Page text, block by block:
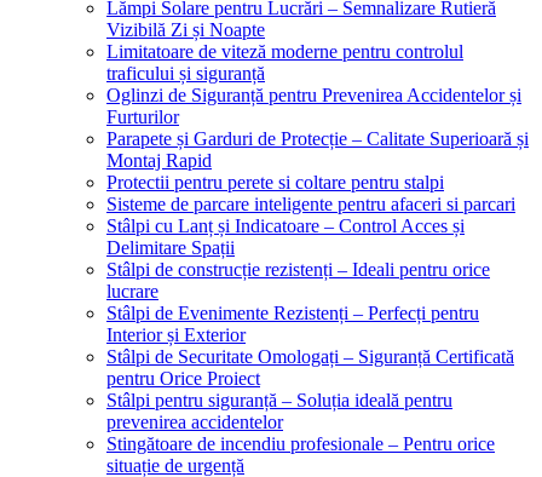
Lămpi Solare pentru Lucrări – Semnalizare Rutieră
Vizibilă Zi și Noapte
Limitatoare de viteză moderne pentru controlul
traficului și siguranță
Oglinzi de Siguranță pentru Prevenirea Accidentelor și
Furturilor
Parapete și Garduri de Protecție – Calitate Superioară și
Montaj Rapid
Protectii pentru perete si coltare pentru stalpi
Sisteme de parcare inteligente pentru afaceri si parcari
Stâlpi cu Lanț și Indicatoare – Control Acces și
Delimitare Spații
Stâlpi de construcție rezistenți – Ideali pentru orice
lucrare
Stâlpi de Evenimente Rezistenți – Perfecți pentru
Interior și Exterior
Stâlpi de Securitate Omologați – Siguranță Certificată
pentru Orice Proiect
Stâlpi pentru siguranță – Soluția ideală pentru
prevenirea accidentelor
Stingătoare de incendiu profesionale – Pentru orice
situație de urgență